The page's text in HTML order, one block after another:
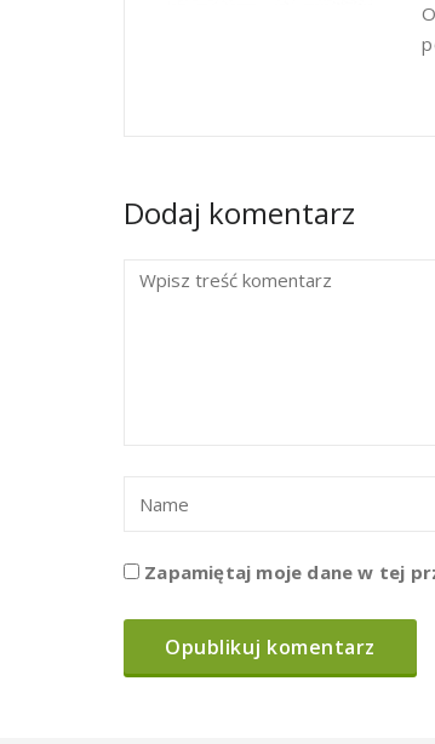
Dodaj komentarz
Zapamiętaj moje dane w tej